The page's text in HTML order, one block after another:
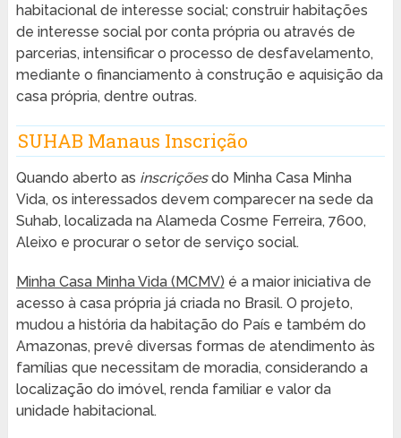
habitacional de interesse social; construir habitações
de interesse social por conta própria ou através de
parcerias, intensificar o processo de desfavelamento,
mediante o financiamento à construção e aquisição da
casa própria, dentre outras.
SUHAB Manaus Inscrição
Quando aberto as inscriçõesdo Minha Casa Minha
Vida, os interessados devem comparecer na sede da
Suhab, localizada na Alameda Cosme Ferreira, 7600,
Aleixo e procurar o setor de serviço social.
Minha Casa Minha Vida (MCMV) é a maior iniciativa de
acesso à casa própria já criada no Brasil. O projeto,
mudou a história da habitação do País e também do
Amazonas, prevê diversas formas de atendimento às
famílias que necessitam de moradia, considerando a
localização do imóvel, renda familiar e valor da
unidade habitacional.